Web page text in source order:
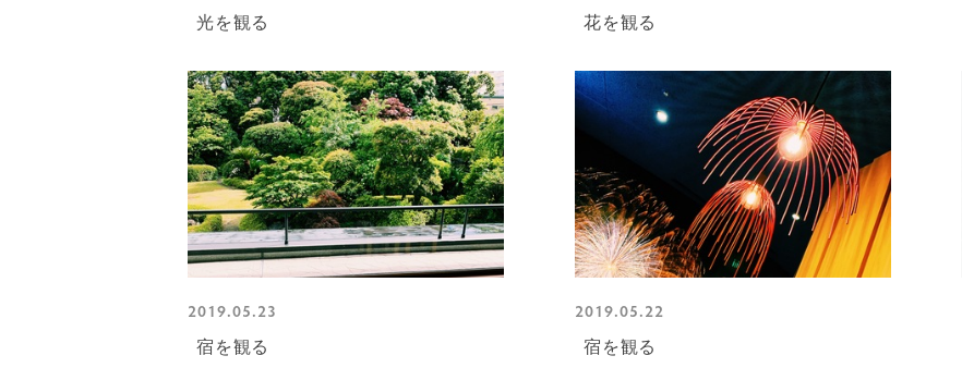
光を観る 花を観る
2019.05.23
宿を観る
2019.05.22
宿を観る